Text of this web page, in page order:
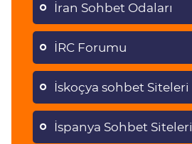
İran Sohbet Odaları
İRC Forumu
İskoçya sohbet Siteleri
İspanya Sohbet Siteleri